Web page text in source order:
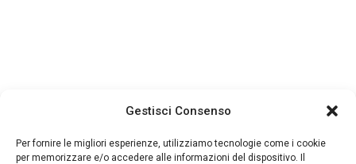
Gestisci Consenso
Per fornire le migliori esperienze, utilizziamo tecnologie come i cookie
per memorizzare e/o accedere alle informazioni del dispositivo. Il